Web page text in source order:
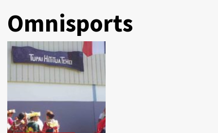
Omnisports